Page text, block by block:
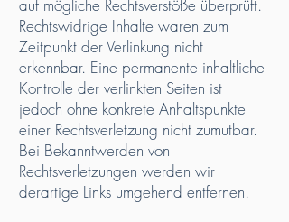
auf mögliche Rechtsverstöße überprüft.
Rechtswidrige Inhalte waren zum
Zeitpunkt der Verlinkung nicht
erkennbar. Eine permanente inhaltliche
Kontrolle der verlinkten Seiten ist
jedoch ohne konkrete Anhaltspunkte
einer Rechtsverletzung nicht zumutbar.
Bei Bekanntwerden von
Rechtsverletzungen werden wir
derartige Links umgehend entfernen.